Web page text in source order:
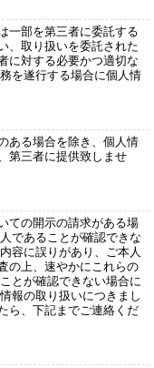
一部を第三者に委託する
、取り扱いを委託された
に対する必要かつ適切な
を遂行する場合に個人情
ある場合を除き、個人情
第三者に提供致しませ
ての開示の請求がある場
であることが確認できな
容に誤りがあり、ご本人
の上、速やかにこれらの
とが確認できない場合に
報の取り扱いにつきまし
ら、下記までご連絡くだ